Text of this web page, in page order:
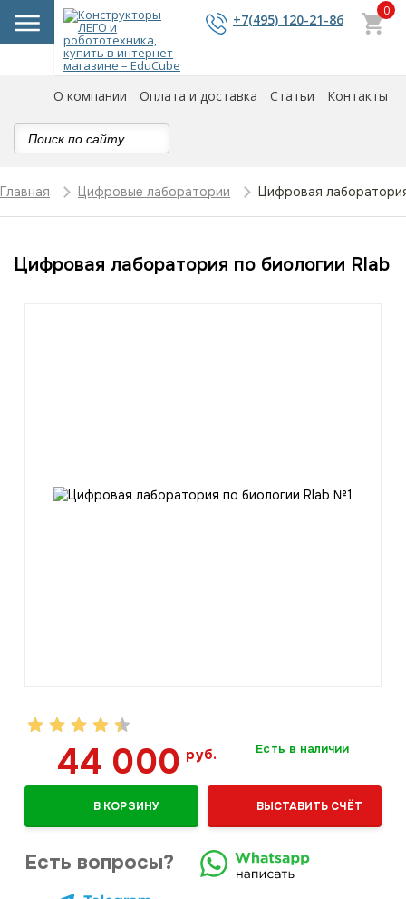
+7(495) 120-21-86
0
О компании Оплата и доставка Статьи Контакты
Главная Цифровые лаборатории Цифровая
Цифровая лаборатория по биологии Rlab
44 000руб. Есть в наличии
В КОРЗИНУ ВЫСТАВИТЬ СЧЁТ
Есть вопросы?